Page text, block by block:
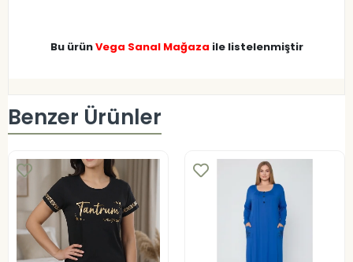
Bu ürünVega Sanal Mağaza ile listelenmiştir
Benzer Ürünler